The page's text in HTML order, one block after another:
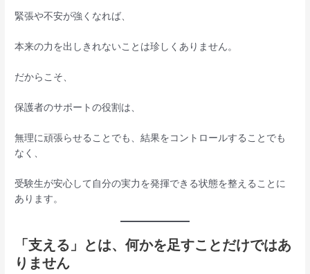
緊張や不安が強くなれば、
本来の力を出しきれないことは珍しくありません。
だからこそ、
保護者のサポートの役割は、
無理に頑張らせることでも、結果をコントロールすることでも
なく、
受験生が安心して自分の実力を発揮できる状態を整えることに
あります。
「支える」とは、何かを足すことだけではあ
りません